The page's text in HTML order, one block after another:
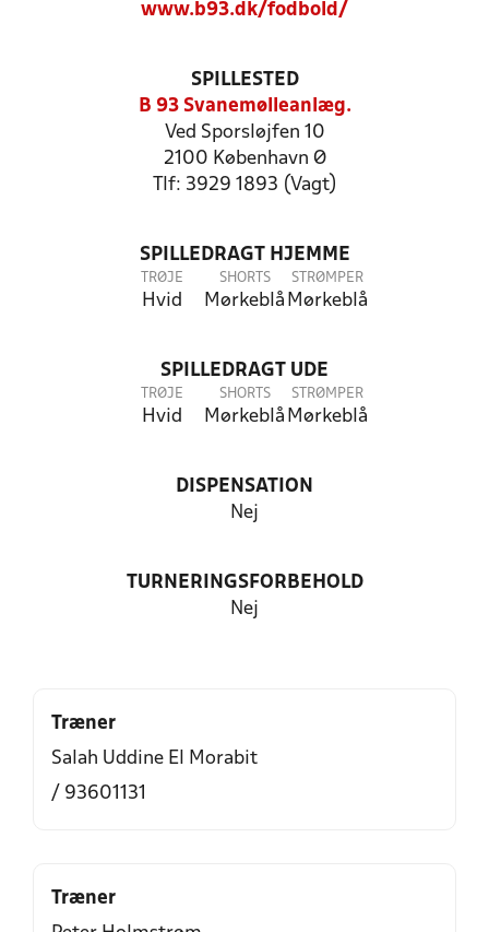
www.b93.dk/fodbold/
SPILLESTED
B 93 Svanemølleanlæg.
Ved Sporsløjfen 10
2100 København Ø
Tlf: 3929 1893 (Vagt)
SPILLEDRAGT HJEMME
TRØJE
Hvid
SHORTS
Mørkeblå
STRØMPER
Mørkeblå
SPILLEDRAGT UDE
TRØJE
Hvid
SHORTS
Mørkeblå
STRØMPER
Mørkeblå
DISPENSATION
Nej
TURNERINGSFORBEHOLD
Nej
Træner
Salah Uddine El Morabit
/ 93601131
Træner